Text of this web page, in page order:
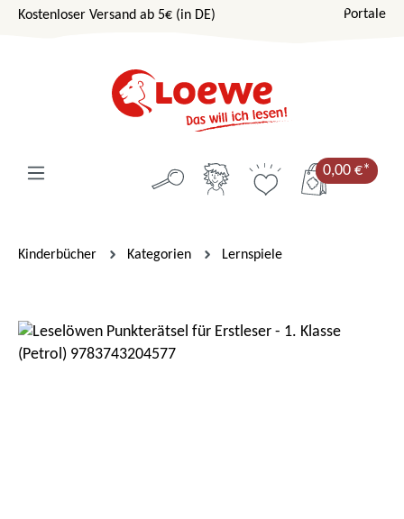
Zum Hauptinhalt springen
Kostenloser Versand ab 5€ (in DE) Portale
0,00 €*
Kinderbücher Kategorien Lernspiele
Bildergalerie überspringen